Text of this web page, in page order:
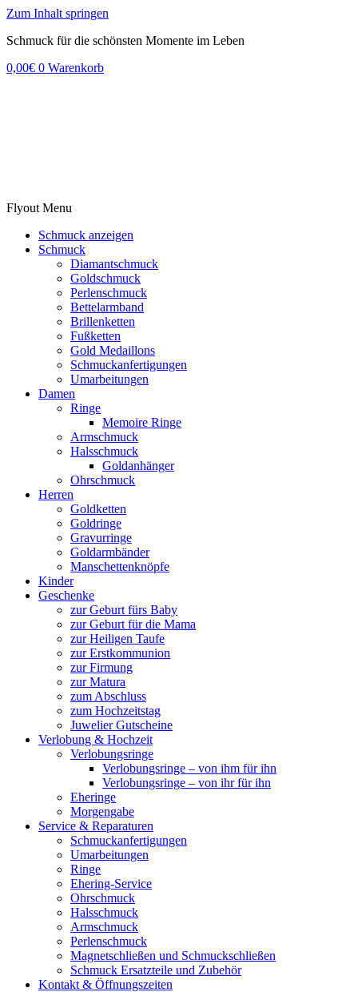
Zum Inhalt springen
Schmuck für die schönsten Momente im Leben
0,00€ 0 Warenkorb
Flyout Menu
Schmuck anzeigen
Schmuck
Diamantschmuck
Goldschmuck
Perlenschmuck
Bettelarmband
Brillenketten
Fußketten
Gold Medaillons
Schmuckanfertigungen
Umarbeitungen
Damen
Ringe
Memoire Ringe
Armschmuck
Halsschmuck
Goldanhänger
Ohrschmuck
Herren
Goldketten
Goldringe
Gravurringe
Goldarmbänder
Manschettenknöpfe
Kinder
Geschenke
zur Geburt fürs Baby
zur Geburt für die Mama
zur Heiligen Taufe
zur Erstkommunion
zur Firmung
zur Matura
zum Abschluss
zum Hochzeitstag
Juwelier Gutscheine
Verlobung & Hochzeit
Verlobungsringe
Verlobungsringe – von ihm für ihn
Verlobungsringe – von ihr für ihn
Eheringe
Morgengabe
Service & Reparaturen
Schmuckanfertigungen
Umarbeitungen
Ringe
Ehering-Service
Ohrschmuck
Halsschmuck
Armschmuck
Perlenschmuck
Magnetschließen und Schmuckschließen
Schmuck Ersatzteile und Zubehör
Kontakt & Öffnungszeiten